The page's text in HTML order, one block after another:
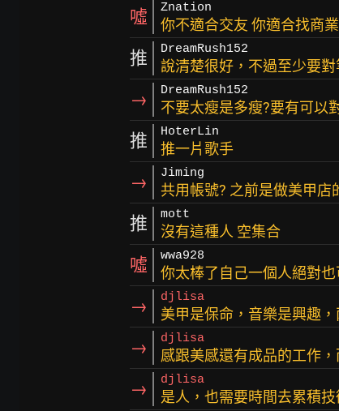
噓 Znation
你不適合交友 你適合找商
推 DreamRush152
說清楚很好，不過至少要對
→ DreamRush152
不要太瘦是多瘦?要有可以
推 HoterLin
推一片歌手
→ Jiming
共用帳號? 之前是做美甲店
推 mott
沒有這種人 空集合
噓 wwa928
你太棒了自己一個人絕對
→ djlisa
美甲是保命，音樂是興趣
→ djlisa
感跟美感還有成品的工作
→ djlisa
是人，也需要時間去累積